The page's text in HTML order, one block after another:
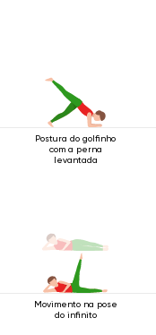
Postura do golfinho
com a perna
levantada
Movimento na pose
do infinito